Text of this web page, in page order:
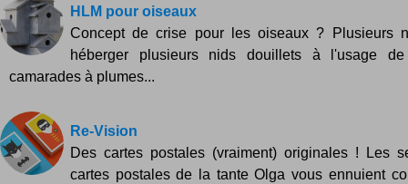
HLM pour oiseaux
Concept de crise pour les oiseaux ? Plusieurs
héberger plusieurs nids douillets à l'usage
camarades à plumes...
Re-Vision
Des cartes postales (vraiment) originales ! Les
cartes postales de la tante Olga vous ennuient